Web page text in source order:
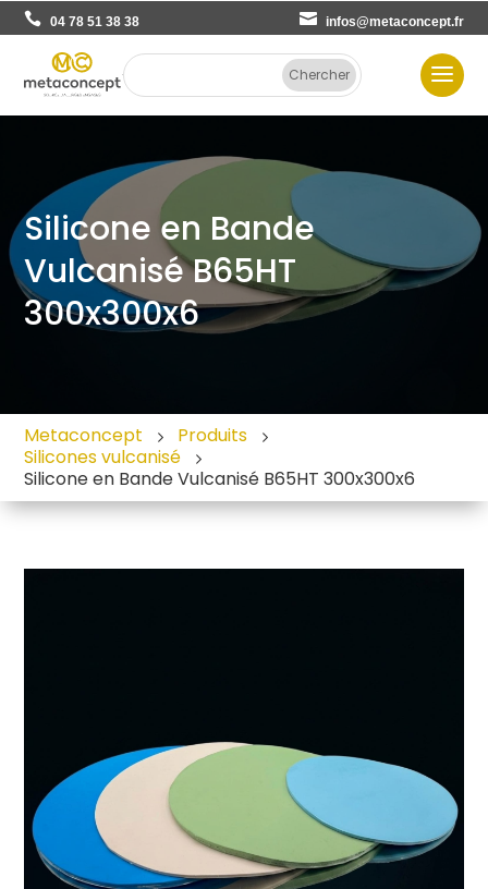
04 78 51 38 38 infos@metaconcept.fr
Silicone en Bande
Vulcanisé B65HT
300x300x6
Metaconcept
Produits
Silicones vulcanisé
Silicone en Bande Vulcanisé B65HT 300x300x6